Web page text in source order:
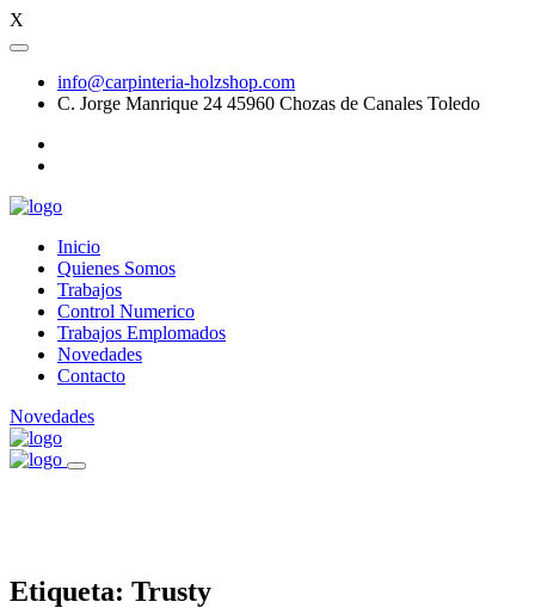
X
info@carpinteria-holzshop.com
C. Jorge Manrique 24 45960 Chozas de Canales Toledo
Inicio
Quienes Somos
Trabajos
Control Numerico
Trabajos Emplomados
Novedades
Contacto
Novedades
Etiqueta: Trusty